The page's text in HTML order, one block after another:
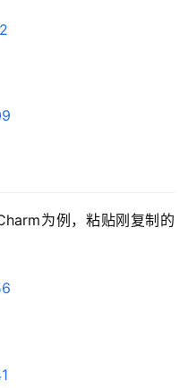
为例，粘贴刚复制的